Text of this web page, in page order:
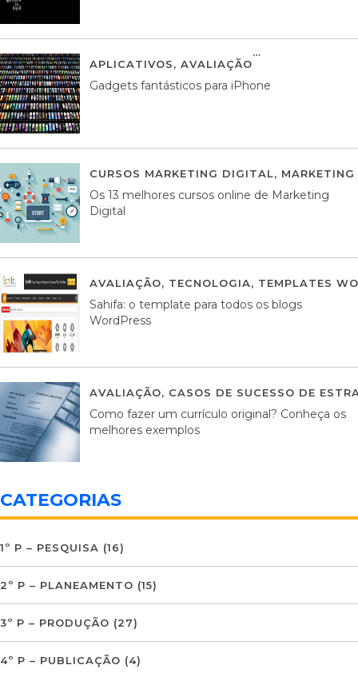
APLICATIVOS, AVALIAÇÃO
Gadgets fantásticos para iPhone
CURSOS MARKETING DIGITAL,
Os 13 melhores cursos online de Marketing
Digital
AVALIAÇÃO, TECNOLOGIA, TEMPLATES
Sahifa: o template para todos os blogs
WordPress
AVALIAÇÃO, CASOS DE SUCESSO DE
Como fazer um currículo original? Conheça os
melhores exemplos
CATEGORIAS
1º P – PESQUISA (16)
2º P – PLANEAMENTO (15)
3º P – PRODUÇÃO (27)
4º P – PUBLICAÇÃO (4)